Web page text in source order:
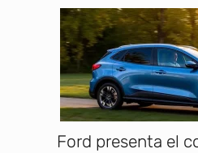
Ford presenta el